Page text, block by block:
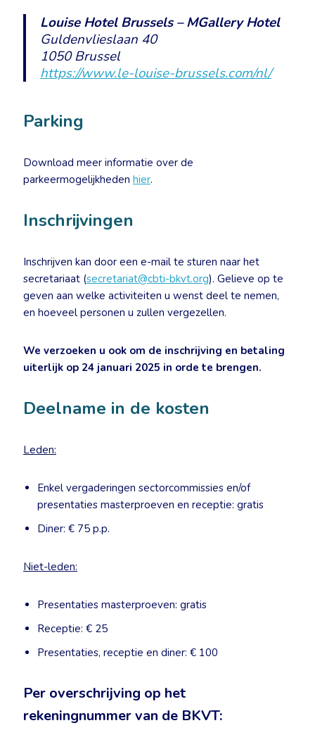
Louise Hotel Brussels – MGallery Hotel
Guldenvlieslaan 40
1050 Brussel
https://www.le-louise-brussels.com/nl/
Parking
Download meer informatie over de
parkeermogelijkheden hier.
Inschrijvingen
Inschrijven kan door een e-mail te sturen naar het
secretariaat (secretariat@cbti-bkvt.org). Gelieve op te
geven aan welke activiteiten u wenst deel te nemen,
en hoeveel personen u zullen vergezellen.
We verzoeken u ook om de inschrijving en betaling
uiterlijk op 24 januari 2025 in orde te brengen.
Deelname in de kosten
Leden:
Enkel vergaderingen sectorcommissies en/of
presentaties masterproeven en receptie: gratis
Diner: € 75 p.p.
Niet-leden:
Presentaties masterproeven: gratis
Receptie: € 25
Presentaties, receptie en diner: € 100
Per overschrijving op het
rekeningnummer van de BKVT: